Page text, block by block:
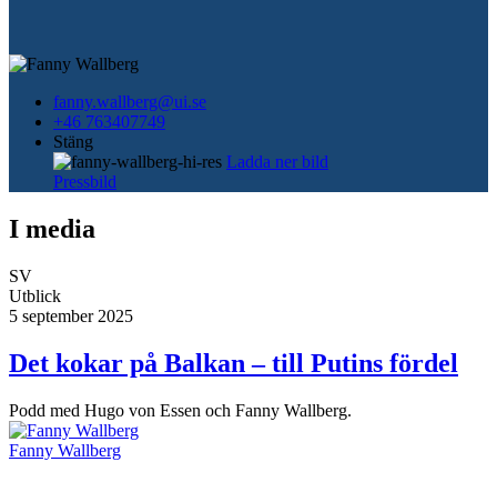
fanny.wallberg@ui.se
+46 763407749
Stäng
Ladda ner bild
Pressbild
I media
SV
Utblick
5 september 2025
Det kokar på Balkan – till Putins fördel
Podd med Hugo von Essen och Fanny Wallberg.
Fanny Wallberg